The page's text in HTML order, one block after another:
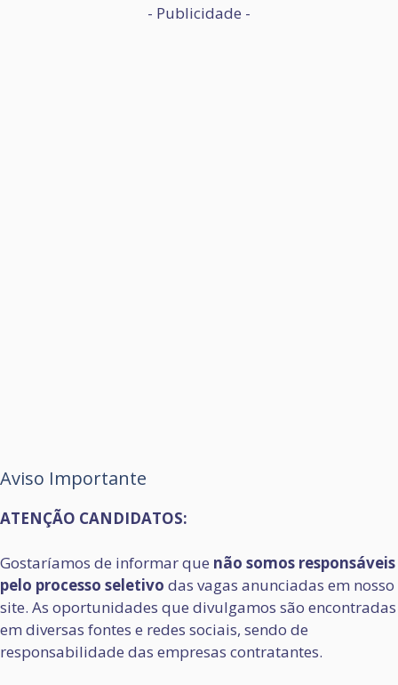
- Publicidade -
Aviso Importante
ATENÇÃO CANDIDATOS:
Gostaríamos de informar que não somos responsáveis
pelo processo seletivo das vagas anunciadas em nosso
site. As oportunidades que divulgamos são encontradas
em diversas fontes e redes sociais, sendo de
responsabilidade das empresas contratantes.